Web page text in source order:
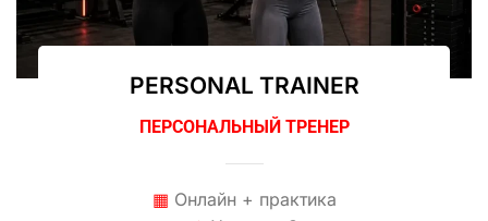
PERSONAL TRAINER
ПЕРСОНАЛЬНЫЙ ТРЕНЕР
▦ Онлайн + практика